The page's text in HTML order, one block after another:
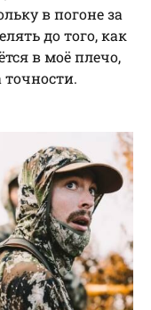
в погоне за
до того, как
в моё плечо,
точности.